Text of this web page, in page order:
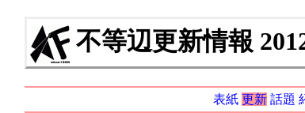
不等辺更新情報
表紙 更新 話題